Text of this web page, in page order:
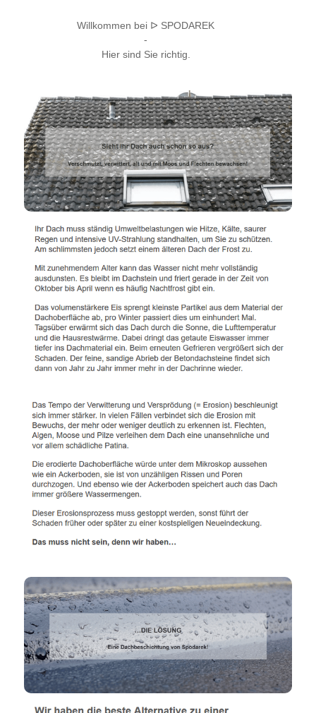
Willkommen bei ᐅ SPODAREK
-
Hier sind Sie richtig.